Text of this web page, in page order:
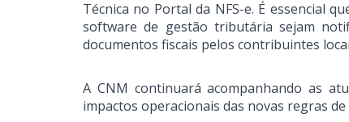
Técnica no Portal da NFS-e. É essencial
software de gestão tributária sejam
documentos fiscais pelos contribuintes
A CNM continuará acompanhando as
impactos operacionais das novas regras de